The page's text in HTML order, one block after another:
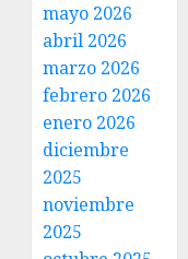
mayo 2026
abril 2026
marzo 2026
febrero 2026
enero 2026
diciembre
2025
noviembre
2025